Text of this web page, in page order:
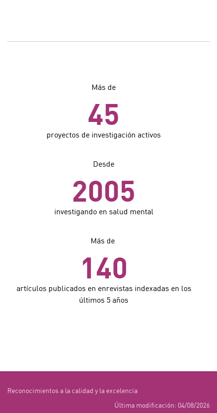
Más de
45
proyectos de investigación activos
Desde
2005
investigando en salud mental
Más de
140
artículos publicados en enrevistas indexadas en los
últimos 5 años
Reconocimientos a la calidad y la excelencia
Última modificación: 04/08/2026